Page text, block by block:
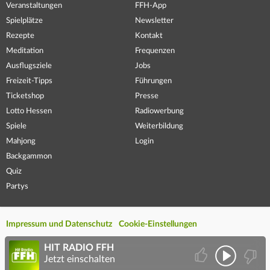
Veranstaltungen
Spielplätze
Rezepte
Meditation
Ausflugsziele
Freizeit-Tipps
Ticketshop
Lotto Hessen
Spiele
Mahjong
Backgammon
Quiz
Partys
FFH-App
Newsletter
Kontakt
Frequenzen
Jobs
Führungen
Presse
Radiowerbung
Weiterbildung
Login
Impressum und Datenschutz Cookie-Einstellungen
HIT RADIO FFH
Jetzt einschalten